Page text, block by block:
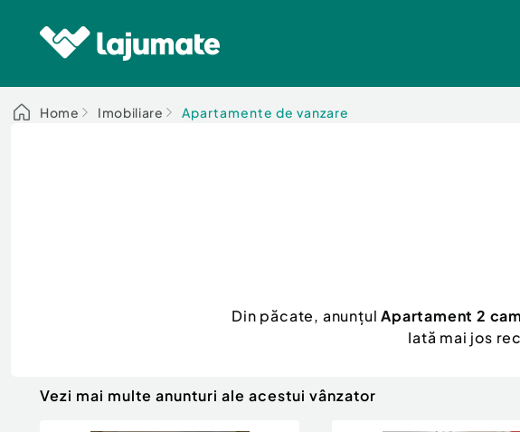
Home Imobiliare Apartamente de vanzare
Din păcate, anunțulApartament 2
Iată mai jos
Vezi mai multe anunturi ale acestui vânzator